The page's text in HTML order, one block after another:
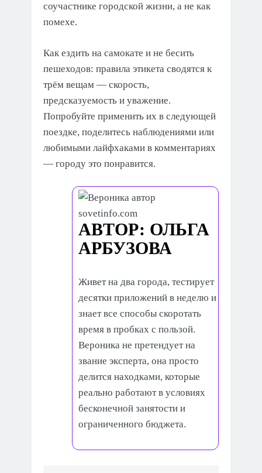
соучастнике городской жизни, а не как
помехе.
Как ездить на самокате и не бесить
пешеходов: правила этикета сводятся к
трём вещам — скорость,
предсказуемость и уважение.
Попробуйте применить их в следующей
поездке, поделитесь наблюдениями или
любимыми лайфхаками в комментариях
— городу это понравится.
АВТОР: ОЛЬГА
АРБУЗОВА
Живет на два города, тестирует
десятки приложений в неделю и
знает все способы скоротать
время в пробках с пользой.
Вероника не претендует на
звание эксперта, она просто
делится находками, которые
реально работают в условиях
бесконечной занятости и
ограниченного бюджета.